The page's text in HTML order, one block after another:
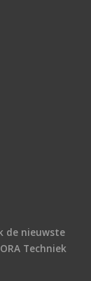
de nieuwste
Techniek